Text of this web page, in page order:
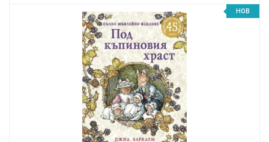
НОВ